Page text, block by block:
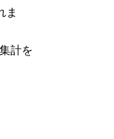
ま
計を